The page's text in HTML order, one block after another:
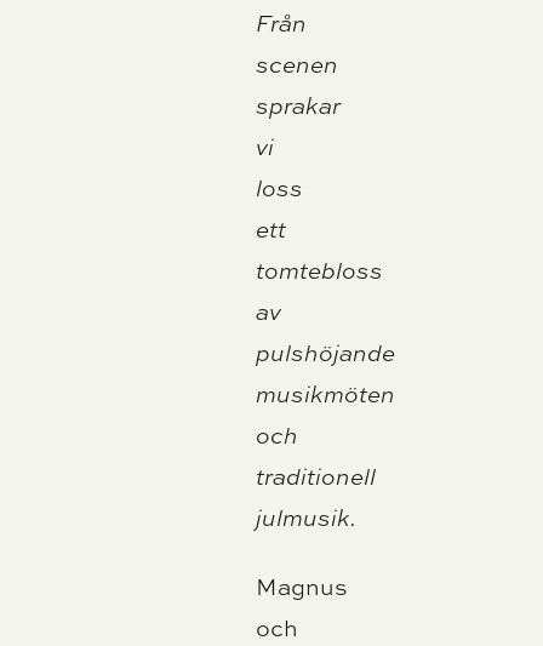
Från
scenen
sprakar
vi
loss
ett
tomtebloss
av
pulshöjande
musikmöten
och
traditionell
julmusik.
Magnus
och